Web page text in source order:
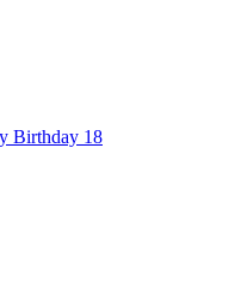
19
Birthday 18